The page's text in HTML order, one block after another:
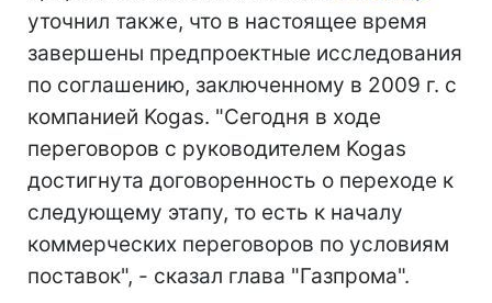
уточнил также, что в настоящее время
завершены предпроектные исследования
по соглашению, заключенному в 2009 г. с
компанией Kogas. "Сегодня в ходе
переговоров с руководителем Kogas
достигнута договоренность о переходе к
следующему этапу, то есть к началу
коммерческих переговоров по условиям
поставок", - сказал глава "Газпрома".